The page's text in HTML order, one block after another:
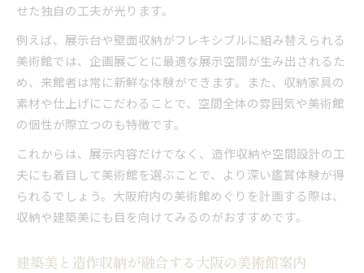
せた独自の工夫が光ります。
例えば、展示台や壁面収納がフレキシブルに組み替えられる
美術館では、企画展ごとに最適な展示空間が生み出されるた
め、来館者は常に新鮮な体験ができます。また、収納家具の
素材や仕上げにこだわることで、空間全体の雰囲気や美術館
の個性が際立つのも特徴です。
これからは、展示内容だけでなく、造作収納や空間設計の工
夫にも着目して美術館を選ぶことで、より深い鑑賞体験が得
られるでしょう。大阪府内の美術館めぐりを計画する際は、
収納や建築美にも目を向けてみるのがおすすめです。
建築美と造作収納が融合する大阪の美術館案内